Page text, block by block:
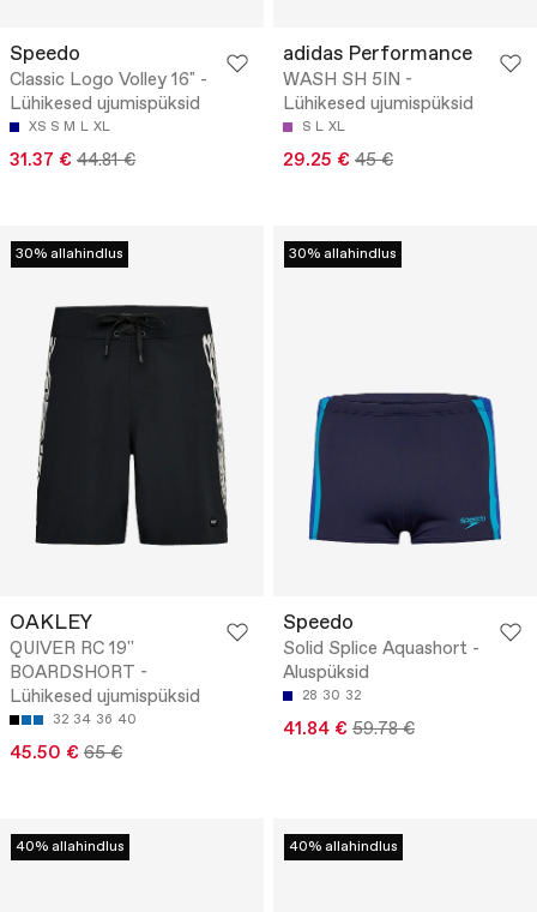
Speedo
Classic Logo Volley 16" -
Lühikesed ujumispüksid
XS S M L XL
31.37 € 44.81 €
adidas Performance
WASH SH 5IN -
Lühikesed ujumispüksid
S L XL
29.25 € 45 €
30% allahindlus
OAKLEY
QUIVER RC 19''
BOARDSHORT -
Lühikesed ujumispüksid
32 34 36 40
45.50 € 65 €
30% allahindlus
Speedo
Solid Splice Aquashort -
Aluspüksid
28 30 32
41.84 € 59.78 €
40% allahindlus 40% allahindlus